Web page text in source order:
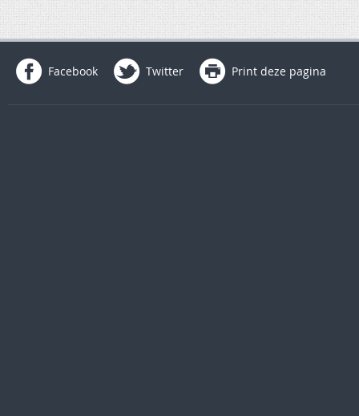
Facebook Twitter Print deze pagina